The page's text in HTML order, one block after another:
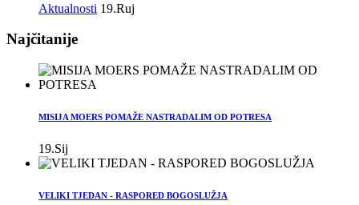
Aktualnosti 19.Ruj
Najčitanije
MISIJA MOERS POMAŽE NASTRADALIM OD POTRESA
19.Sij
VELIKI TJEDAN - RASPORED BOGOSLUŽJA